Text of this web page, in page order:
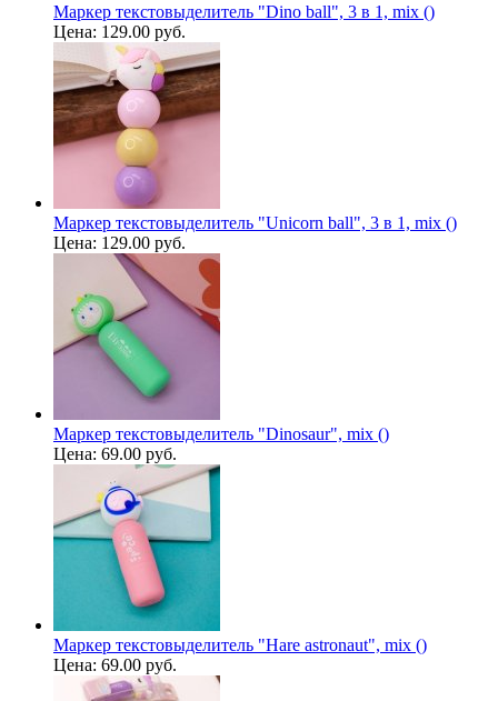
Маркер текстовыделитель "Dino ball", 3 в 1, mix ()
Цена: 129.00 руб.
Маркер текстовыделитель "Unicorn ball", 3 в 1, mix ()
Цена: 129.00 руб.
Маркер текстовыделитель "Dinosaur", mix ()
Цена: 69.00 руб.
Маркер текстовыделитель "Hare astronaut", mix ()
Цена: 69.00 руб.